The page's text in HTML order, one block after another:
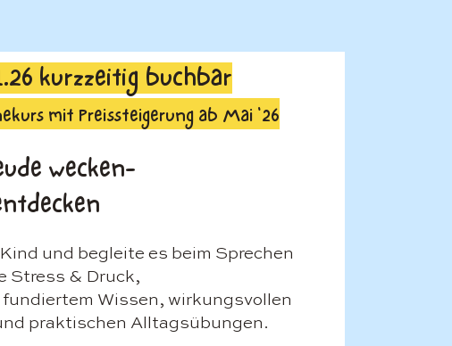
kurzzeitig buchbar
mit Preissteigerung ab Mai '26
wecken-
und begleite es beim Sprechen
Stress & Druck,
Wissen, wirkungsvollen
praktischen Alltagsübungen.